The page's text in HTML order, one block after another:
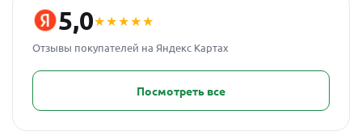
5,0★★★★★
Отзывы покупателей на Яндекс Картах
Посмотреть все